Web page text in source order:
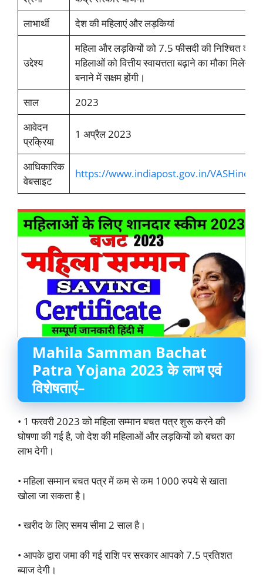
लाभार्थी
देश की महिलाएं और लड़कियां
उद्देश्य
महिला और लड़कियों को 7.5 फीसदी की निश्चित दर
महिलाओं को वित्तीय स्वायत्तता बढ़ाने का मौका मिलेगा
बनाने में सक्षम होंगी।
साल
2023
आवेदन
प्रक्रिया
1 अप्रैल 2023
आधिकारिक
वेबसाइट
https://www.indiapost.gov.in/VASHindi/
Mahila Samman Bachat
Patra Yojana 2023 के लाभ एवं
विशेषताएं–
• 1 फरवरी 2023 को महिला सम्मान बचत पत्र शुरू करने की
घोषणा की गई है, जो देश की महिलाओं और लड़कियों को बचत का
लाभ देगी।
• महिला सम्मान बचत पत्र में कम से कम 1000 रुपये से खाता
खोला जा सकता है।
• खरीद के लिए समय सीमा 2 साल है।
• आपके द्वारा जमा की गई राशि पर सरकार आपको 7.5 प्रतिशत
ब्याज देगी।